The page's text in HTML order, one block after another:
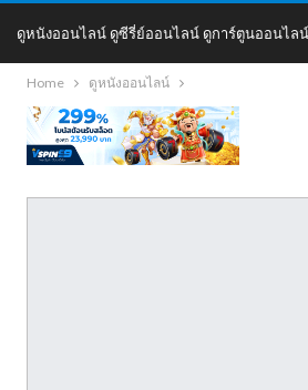
ดูหนังออนไลน์ ดูซีรี่ย์ออนไลน์ ดูการ์ตูนออนไลน์
DoDoNung
Home ดูหนังออนไลน์